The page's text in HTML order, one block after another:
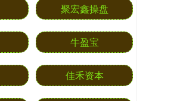
聚宏鑫操盘
牛盈宝
佳禾资本